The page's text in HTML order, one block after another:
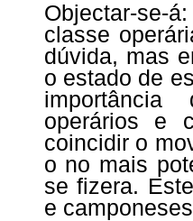
Objectar-
classe
dúvida, mas
o estado de
importância
operários e
coincidir o
o no mais
se fizera.
e